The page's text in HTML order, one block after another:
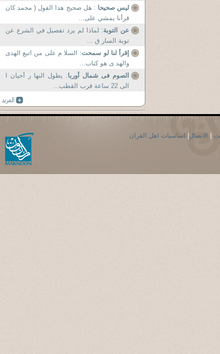
ليس صحيحا : هل صحيح هذا القول ( محمد كان
قرأنا يمشي على...
عن التوبة: لماذا لم يرد تفصيل في الشرع عن
توبة السار ق ...
إقرأ لنا لو سمحت: السلا م على من اتبع الهدى
والهد ى هو كتاب...
الصوم فى شمال أوربا: يطول النها ر أحيان ا
الى 22 ساعة قرب القطب...
الاتصال اساسيات اهل القران